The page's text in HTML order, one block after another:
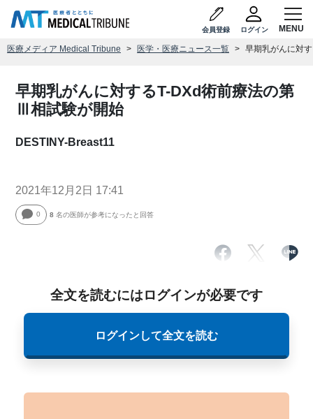
会員登録 ログイン
医療メディア Medical Tribune 医学・医療ニュース一覧 早期乳がんに対
早期乳がんに対するT-DXd術前療法の第
Ⅲ相試験が開始
DESTINY-Breast11
2021年12月2日 17:41
0 8 名の医師が参考になったと回答
全文を読むにはログインが必要です
ログインして全文を読む